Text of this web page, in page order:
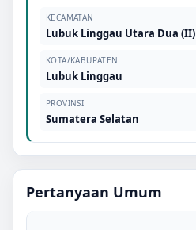
KECAMATAN
Lubuk Linggau Utara Dua (II)
KOTA/KABUPATEN
Lubuk Linggau
PROVINSI
Sumatera Selatan
Pertanyaan Umum